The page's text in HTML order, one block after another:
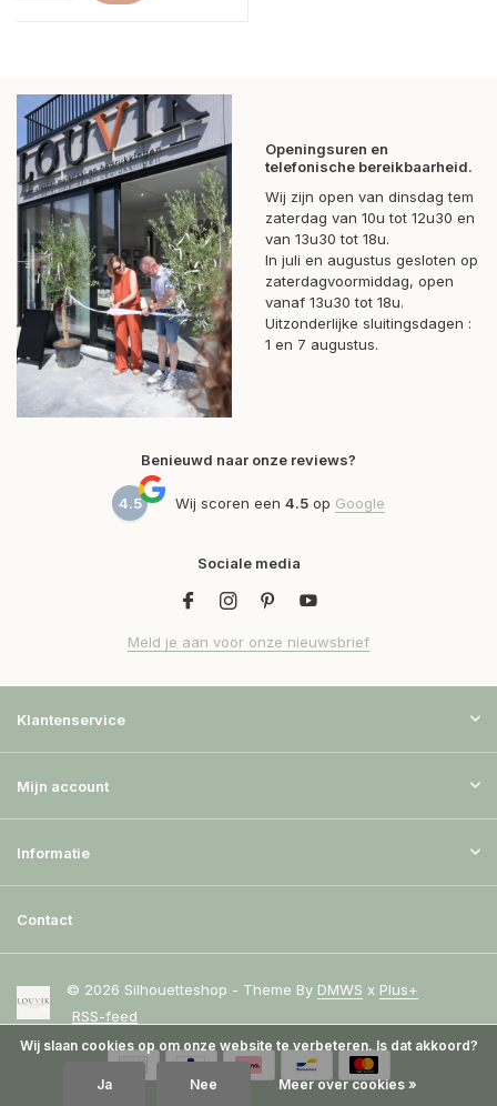
Openingsuren en
telefonische bereikbaarheid.
Wij zijn open van dinsdag tem
zaterdag van 10u tot 12u30 en
van 13u30 tot 18u.
In juli en augustus gesloten op
zaterdagvoormiddag, open
vanaf 13u30 tot 18u.
Uitzonderlijke sluitingsdagen :
1 en 7 augustus.
Benieuwd naar onze reviews?
4.5 Wij scoren een 4.5 op Google
Sociale media
Meld je aan voor onze nieuwsbrief
Klantenservice
Mijn account
Informatie
Contact
© 2026 Silhouetteshop - Theme By DMWS x Plus+
RSS-feed
Wij slaan cookies op om onze website te verbeteren. Is dat akkoord?
Ja Nee Meer over cookies »